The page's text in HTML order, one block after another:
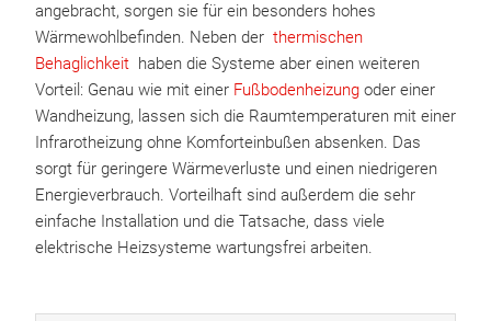
angebracht, sorgen sie für ein besonders hohes
Wärmewohlbefinden. Neben der thermischen
Behaglichkeit haben die Systeme aber einen weiteren
Vorteil: Genau wie mit einer Fußbodenheizung oder einer
Wandheizung, lassen sich die Raumtemperaturen mit einer
Infrarotheizung ohne Komforteinbußen absenken. Das
sorgt für geringere Wärmeverluste und einen niedrigeren
Energieverbrauch. Vorteilhaft sind außerdem die sehr
einfache Installation und die Tatsache, dass viele
elektrische Heizsysteme wartungsfrei arbeiten.